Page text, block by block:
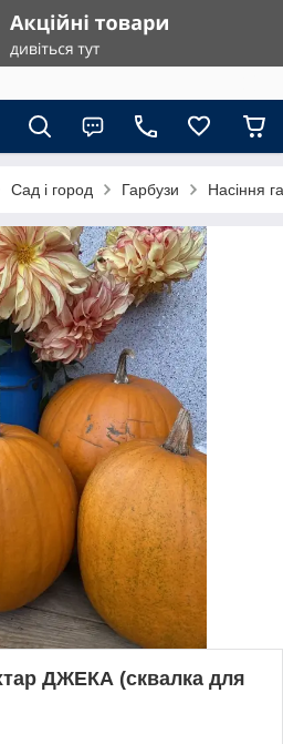
Сад і город Гарбузи Насіння
ДЖЕКА (сквалка для